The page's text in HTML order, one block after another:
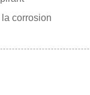
corrosion